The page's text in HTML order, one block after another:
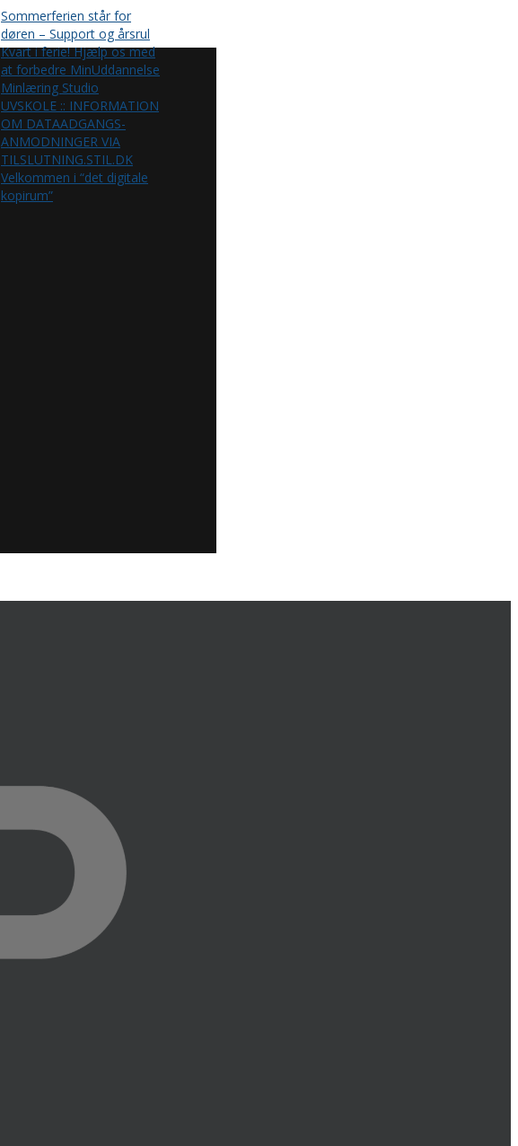
Sommerferien står for
døren – Support og årsrul
Kvart i ferie! Hjælp os med
at forbedre MinUddannelse
Minlæring Studio
UVSKOLE :: INFORMATION
OM DATAADGANGS-
ANMODNINGER VIA
TILSLUTNING.STIL.DK
Velkommen i “det digitale
kopirum”